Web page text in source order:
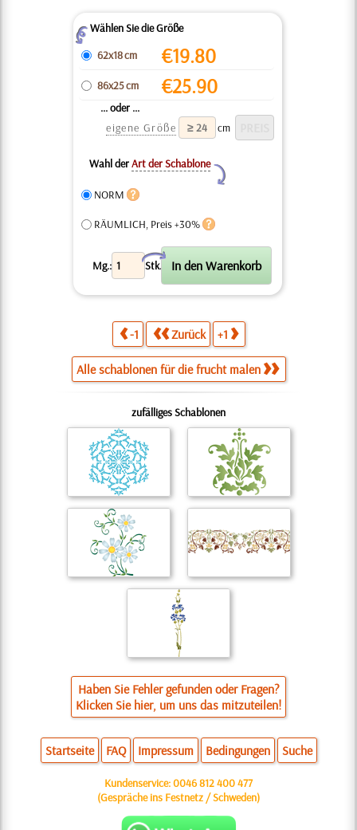
ZWählen Sie die Größe
62x18 cm
€19.80
86x25 cm €25.90
... oder ...
eigene Größe
cm
Wahl derArt der Schablone
Y
NORM
RÄUMLICH, Preis +30%
Mg.: Stk.
X
-1 Zurück +1
Alle schablonen für die frucht malen
zufälliges Schablonen
Haben Sie Fehler gefunden oder Fragen?
Klicken Sie hier, um uns das mitzuteilen!
Startseite FAQ Impressum Bedingungen Suche
Kundenservice:0046 812 400 477
(Gespräche ins Festnetz / Schweden)